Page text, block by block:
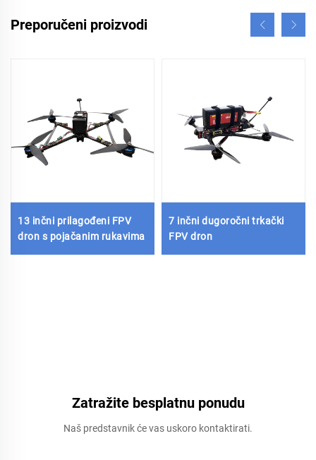
Preporučeni proizvodi
13 inčni prilagođeni FPV
dron s pojačanim rukavima
7 inčni dugoročni trkački
FPV dron
Zatražite besplatnu ponudu
Naš predstavnik će vas uskoro kontaktirati.